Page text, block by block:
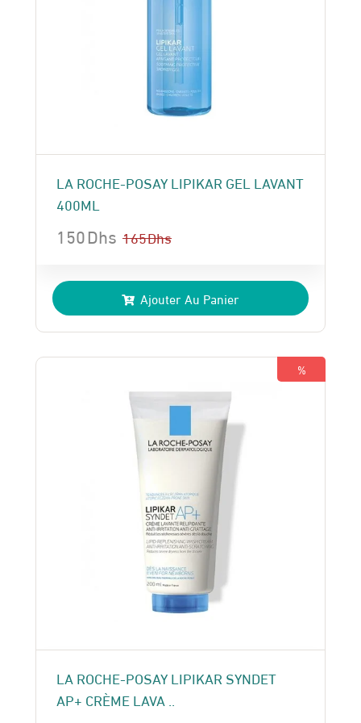
LA ROCHE-POSAY LIPIKAR GEL LAVANT
400ML
165Dhs
prix
initial
était :
165 Dhs.
150Dhs
prix
actuel
est :
150 Dhs.
Ajouter Au Panier
%
LA ROCHE-POSAY LIPIKAR SYNDET
AP+ CRÈME LAVA ..